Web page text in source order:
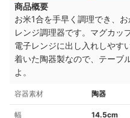
商品概要
お米1合を手早く調理でき、
レンジ調理器です。マグカッ
電子レンジに出し入れしやす
着いた陶器製なので、テーブ
よ。
容器素材 陶器
幅 14.5cm